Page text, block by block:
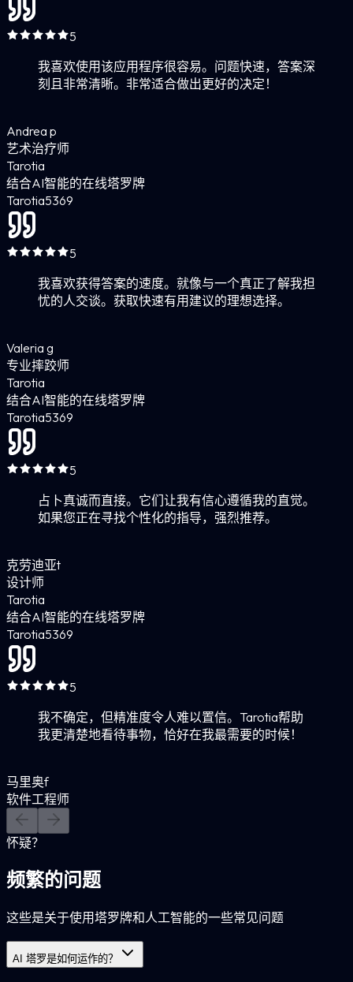
5
我喜欢使用该应用程序很容易。问题快速，答案深
刻且非常清晰。非常适合做出更好的决定！
Andrea p
艺术治疗师
Tarotia
结合AI智能的在线塔罗牌
Tarotia5369
5
我喜欢获得答案的速度。就像与一个真正了解我担
忧的人交谈。获取快速有用建议的理想选择。
Valeria g
专业摔跤师
Tarotia
结合AI智能的在线塔罗牌
Tarotia5369
5
占卜真诚而直接。它们让我有信心遵循我的直觉。
如果您正在寻找个性化的指导，强烈推荐。
克劳迪亚t
设计师
Tarotia
结合AI智能的在线塔罗牌
Tarotia5369
5
我不确定，但精准度令人难以置信。Tarotia帮助
我更清楚地看待事物，恰好在我最需要的时候！
马里奥f
软件工程师
怀疑？
频繁的问题
这些是关于使用塔罗牌和人工智能的一些常见问题
AI 塔罗是如何运作的？